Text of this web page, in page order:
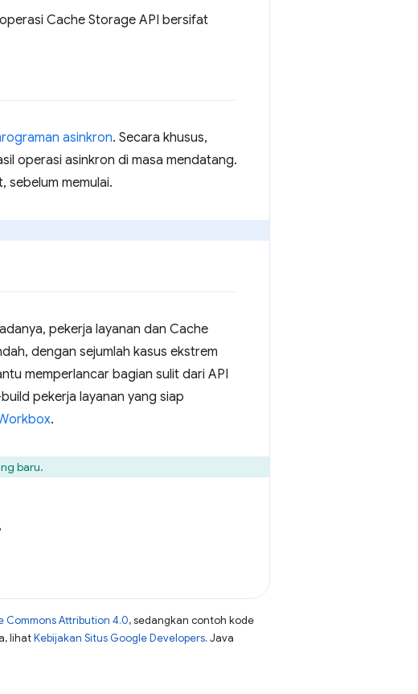
Cache Storage API bersifat
asinkron. Secara khusus,
operasi asinkron di masa mendatang.
sebelum memulai.
pekerja layanan dan Cache
dengan sejumlah kasus ekstrem
memperlancar bagian sulit dari API
pekerja layanan yang siap
.
baru.
Commons Attribution 4.0, sedangkan contoh kode
lihatKebijakan Situs Google Developers. Java